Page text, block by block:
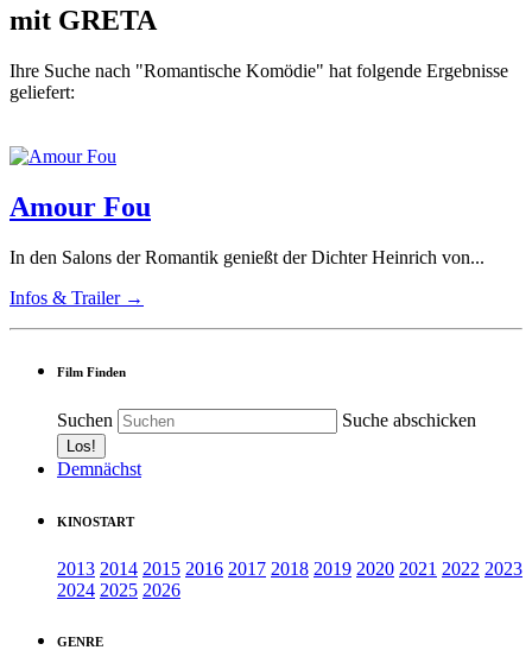
mit GRETA
Ihre Suche nach "Romantische Komödie" hat folgende Ergebnisse
geliefert:
Amour Fou
In den Salons der Romantik genießt der Dichter Heinrich von...
Infos & Trailer →
Film Finden
Suchen Suche abschicken
Demnächst
KINOSTART
2013 2014 2015 2016 2017 2018 2019 2020 2021 2022 2023
2024 2025 2026
GENRE